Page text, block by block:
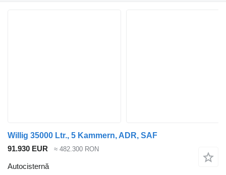
Willig 35000 Ltr., 5 Kammern, ADR, SAF
91.930 EUR
≈ 482.300 RON
Autocisternă